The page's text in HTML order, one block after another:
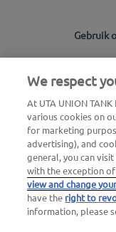
Gebruik
We respect
At UTA UNION
various cookies on
for marketing
advertising), and
general, you can
with the exception of
view and change
have the right to
information, please